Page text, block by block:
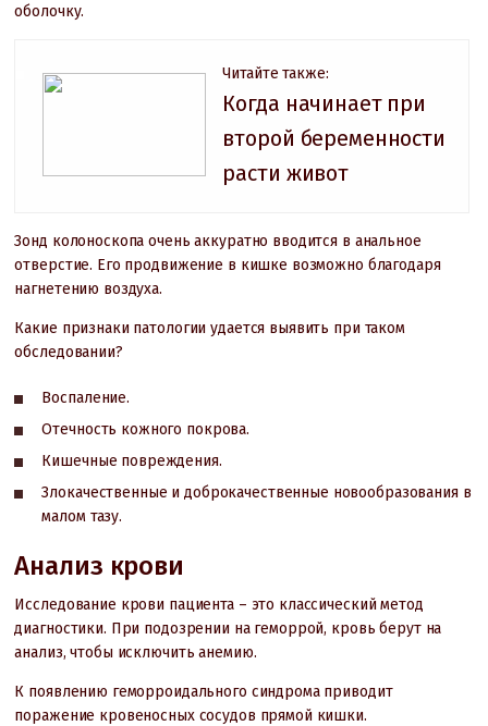
оболочку.
Читайте также:
Когда начинает при
второй беременности
расти живот
Зонд колоноскопа очень аккуратно вводится в анальное
отверстие. Его продвижение в кишке возможно благодаря
нагнетению воздуха.
Какие признаки патологии удается выявить при таком
обследовании?
Воспаление.
Отечность кожного покрова.
Кишечные повреждения.
Злокачественные и доброкачественные новообразования в
малом тазу.
Анализ крови
Исследование крови пациента – это классический метод
диагностики. При подозрении на геморрой, кровь берут на
анализ, чтобы исключить анемию.
К появлению геморроидального синдрома приводит
поражение кровеносных сосудов прямой кишки.